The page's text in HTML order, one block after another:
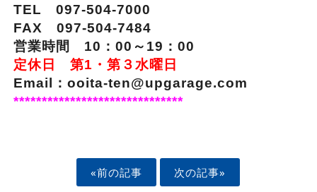
TEL 097-504-7000
FAX 097-504-7484
営業時間 10：00～19：00
定休日 第1・第３水曜日
Email：ooita-ten@upgarage.com
******************************
«前の記事 次の記事»